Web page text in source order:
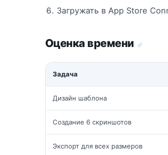
Загружать в App Store
Оценка времени
Задача
Дизайн шаблона
Создание 6 скриншотов
Экспорт для всех размеров